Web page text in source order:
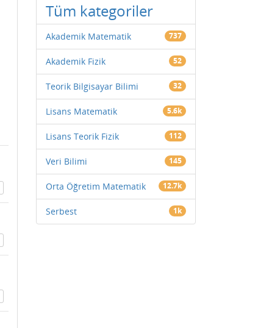
Tüm kategoriler
Akademik Matematik 737
Akademik Fizik 52
Teorik Bilgisayar Bilimi 32
Lisans Matematik 5.6k
Lisans Teorik Fizik 112
Veri Bilimi 145
Orta Öğretim Matematik 12.7k
Serbest 1k